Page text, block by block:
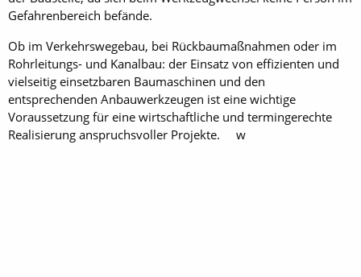
Gefahrenbereich befände.
Ob im Verkehrswegebau, bei Rückbaumaßnahmen oder im
Rohrleitungs- und Kanalbau: der Einsatz von effizienten und
vielseitig einsetzbaren ­Baumaschinen und den
entsprechenden Anbauwerkzeugen ist eine wichtige
Voraussetzung für eine wirtschaftliche und termingerechte
Realisierung ­anspruchsvoller Projekte. w